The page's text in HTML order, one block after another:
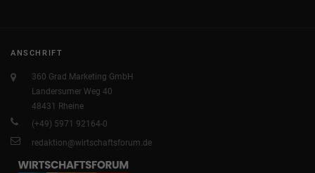
ANSCHRIFT
360 Grad Marketing GmbH
Landersumer Weg 40
48431 Rheine
(+49) 5971 92164-0
redaktion@wirtschaftsforum.de